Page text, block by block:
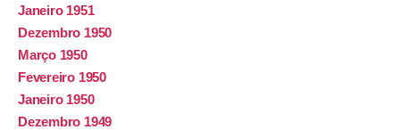
Janeiro 1951
Dezembro 1950
Março 1950
Fevereiro 1950
Janeiro 1950
Dezembro 1949